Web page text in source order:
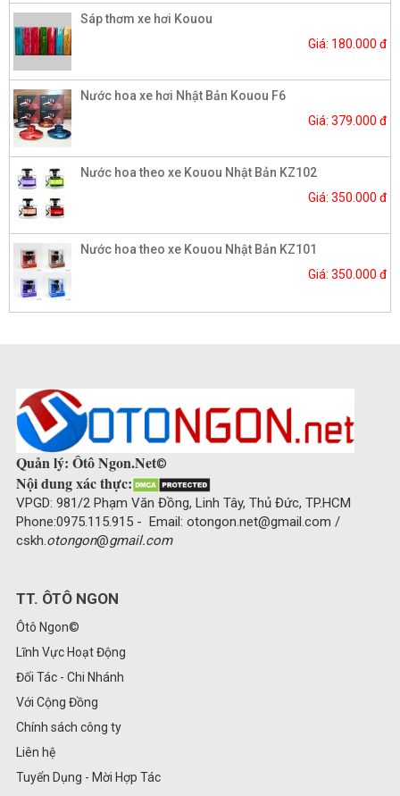
Sáp thơm xe hơi Kouou
Giá: 180.000 đ
Nước hoa xe hơi Nhật Bản Kouou F6
Giá: 379.000 đ
Nước hoa theo xe Kouou Nhật Bản KZ102
Giá: 350.000 đ
Nước hoa theo xe Kouou Nhật Bản KZ101
Giá: 350.000 đ
Quản lý: Ôtô Ngon.Net©
Nội dung xác thực:
VPGD: 981/2 Phạm Văn Đồng, Linh Tây, Thủ Đức, TP.HCM
Phone:0975.115.915 - Email: otongon.net@gmail.com /
cskh.otongon@gmail.com
TT. ÔTÔ NGON
Ôtô Ngon©
Lĩnh Vực Hoạt Động
Đối Tác - Chi Nhánh
Với Cộng Đồng
Chính sách công ty
Liên hệ
Tuyển Dụng - Mời Hợp Tác